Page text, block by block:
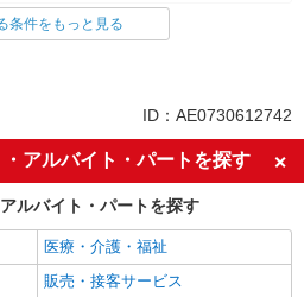
)駅の求人を探す
未経験歓迎
新卒・第二新卒歓迎
主婦・主夫歓迎
学歴不問
ミドル（40代～）活躍中
条件をもっと見る
ID：AE0730612742
アルバイト・パートを探す
ルバイト・パートを探す
医療・介護・福祉
販売・接客サービス